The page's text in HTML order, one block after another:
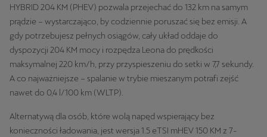
HYBRID 204 KM (PHEV) pozwala przejechać do 132 km na samym
prądzie – wystarczająco, by codziennie poruszać się bez emisji. A
gdy potrzebujesz pełnych osiągów, cały układ oddaje do
dyspozycji 204 KM mocy i rozpędza Leona do prędkości
maksymalnej 220 km/h, przy przyspieszeniu do setki w 7,7 sekundy.
A co najważniejsze – spalanie w trybie mieszanym potrafi zejść
nawet do 0,4 l/100 km (WLTP).
Alternatywą dla osób, które wolą napęd wspierający bez
konieczności ładowania, jest wersja 1.5 eTSI mHEV 150 KM z 7-